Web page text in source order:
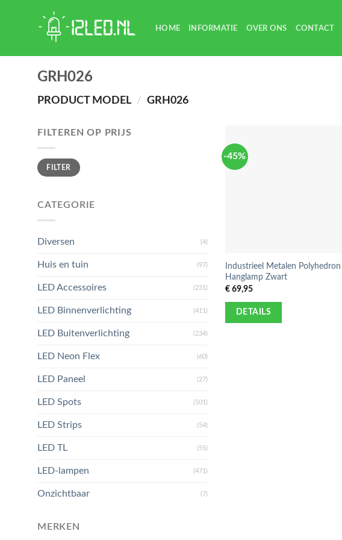
HOME INFORMATIE OVER ONS CONTACT
GRH026
PRODUCT MODEL / GRH026
FILTEREN OP PRIJS
Min.
prijs
Max.
prijsFILTER
CATEGORIE
Diversen (4)
Huis en tuin (97)
LED Accessoires (231)
LED Binnenverlichting (411)
LED Buitenverlichting (234)
LED Neon Flex (60)
LED Paneel (27)
LED Spots (501)
LED Strips (54)
LED TL (55)
LED-lampen (471)
Onzichtbaar (7)
MERKEN
-45%
Industrieel Metalen Polyhedron
Hanglamp Zwart
€ 69,95
DETAILS